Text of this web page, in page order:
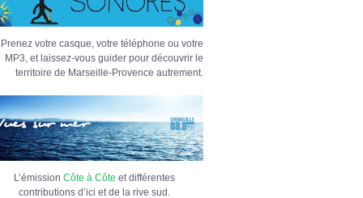
Prenez votre casque, votre téléphone ou votre
MP3, et laissez-vous guider pour découvrir le
territoire de Marseille-Provence autrement.
L’émission Côte à Côte et différentes
contributions d’ici et de la rive sud.